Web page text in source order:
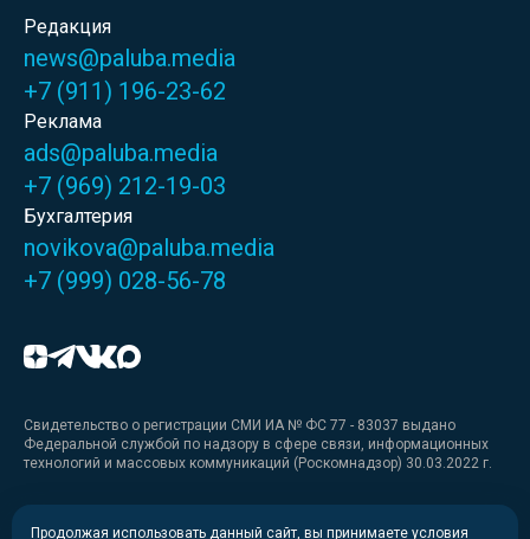
Редакция
news@paluba.media
+7 (911) 196-23-62
Реклама
ads@paluba.media
+7 (969) 212-19-03
Бухгалтерия
novikova@paluba.media
+7 (999) 028-56-78
Свидетельство о регистрации СМИ ИА № ФС 77 - 83037 выдано
Федеральной службой по надзору в сфере связи, информационных
технологий и массовых коммуникаций (Роскомнадзор) 30.03.2022 г.
Медиакит
Продолжая использовать данный сайт, вы принимаете условия